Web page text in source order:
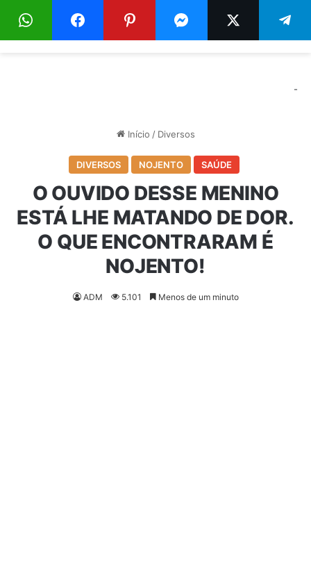
Menu
-
Início / Diversos
DIVERSOS NOJENTO SAÚDE
O OUVIDO DESSE MENINO
ESTÁ LHE MATANDO DE DOR.
O QUE ENCONTRARAM É
NOJENTO!
ADM 5.101 Menos de um minuto